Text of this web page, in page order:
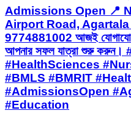
Admissions Open 📍
Airport Road, Agartala
9774881002 আজই যোগাযোগ
আপনার সফল যাত্রা শুরু
#HealthSciences
#BMLS #BMRIT
#AdmissionsOpen
#Education